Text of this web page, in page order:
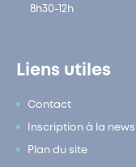
8h30-12h
Liens utiles
Contact
Inscription à la
Plan du site